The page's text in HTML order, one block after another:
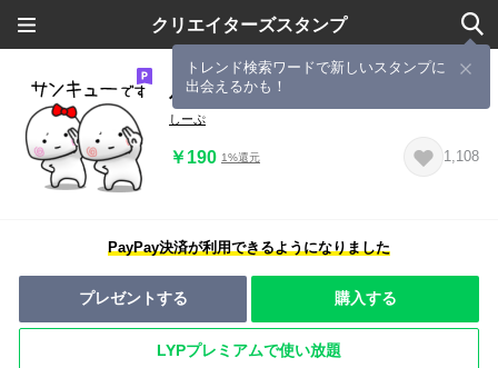
クリエイターズスタンプ
トレンド検索ワードで新しいスタンプに
出会えるかも！
小さい子 その2
しーぷ
￥190 1%還元 1,108
PayPay決済が利用できるようになりました
プレゼントする 購入する
LYPプレミアムで使い放題